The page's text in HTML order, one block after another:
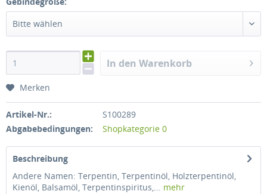
Bitte wählen
In den Warenkorb
Merken
Artikel-Nr.:
S100289
Abgabebedingungen:
Shopkategorie 0
Beschreibung
Andere Namen: Terpentin, Terpentinöl, Holzterpentinöl,
Kienöl, Balsamöl, Terpentinspiritus,... mehr